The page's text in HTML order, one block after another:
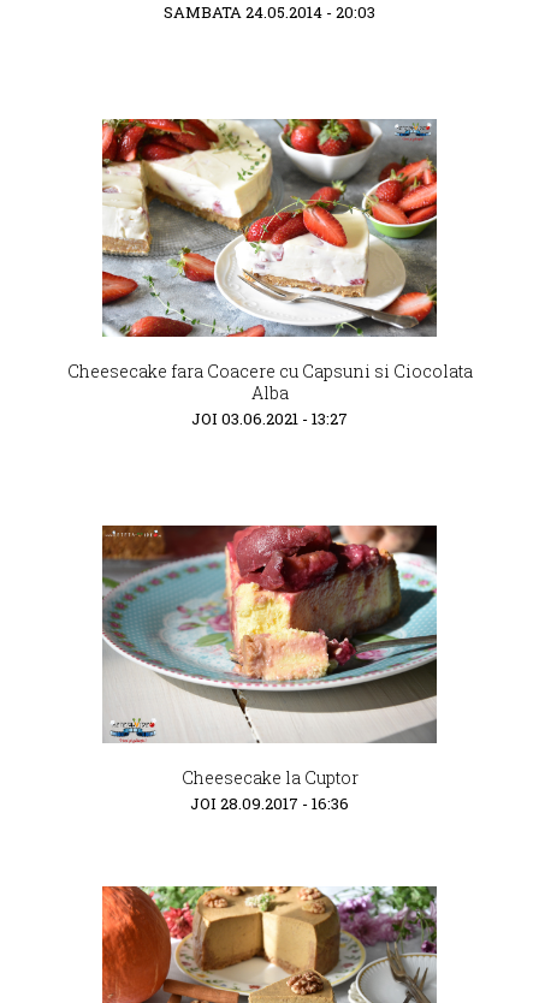
SAMBATA 24.05.2014 - 20:03
Cheesecake fara Coacere cu Capsuni si Ciocolata
Alba
JOI 03.06.2021 - 13:27
Cheesecake la Cuptor
JOI 28.09.2017 - 16:36